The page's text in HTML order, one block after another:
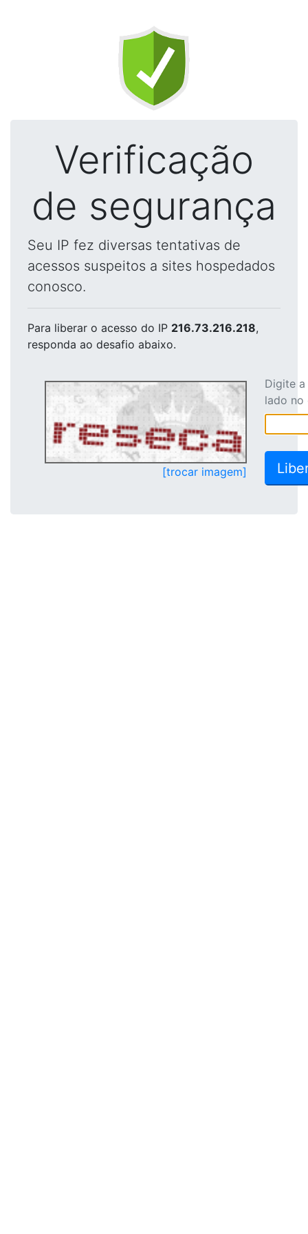
Verificação
de segurança
Seu IP fez diversas tentativas de
acessos suspeitos a sites hospedados
conosco.
Para liberar o acesso do IP 216.73.216.218,
responda ao desafio abaixo.
[trocar imagem]
Digite
lado no